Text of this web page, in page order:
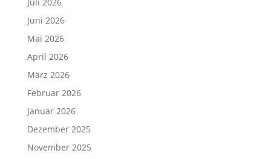
Juni 2026
Mai 2026
April 2026
März 2026
Februar 2026
Januar 2026
Dezember 2025
November 2025